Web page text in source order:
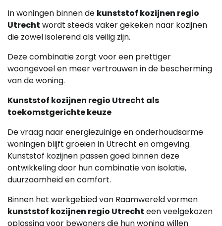
In woningen binnen de kunststof kozijnen regio
Utrecht wordt steeds vaker gekeken naar kozijnen
die zowel isolerend als veilig zijn.
Deze combinatie zorgt voor een prettiger
woongevoel en meer vertrouwen in de bescherming
van de woning.
Kunststof kozijnen regio Utrecht als
toekomstgerichte keuze
De vraag naar energiezuinige en onderhoudsarme
woningen blijft groeien in Utrecht en omgeving.
Kunststof kozijnen passen goed binnen deze
ontwikkeling door hun combinatie van isolatie,
duurzaamheid en comfort.
Binnen het werkgebied van Raamwereld vormen
kunststof kozijnen regio Utrecht een veelgekozen
oplossing voor bewoners die hun woning willen